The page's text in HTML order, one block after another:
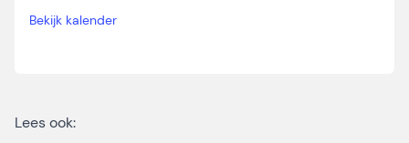
Bekijk kalender
Lees ook: